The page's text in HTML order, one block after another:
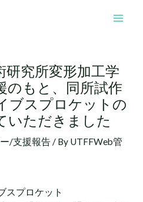
研究所変形加工学
のもと、同所試作
ブスプロケットの
いただきました
/支援報告/ By UTFFWeb管
スプロケット